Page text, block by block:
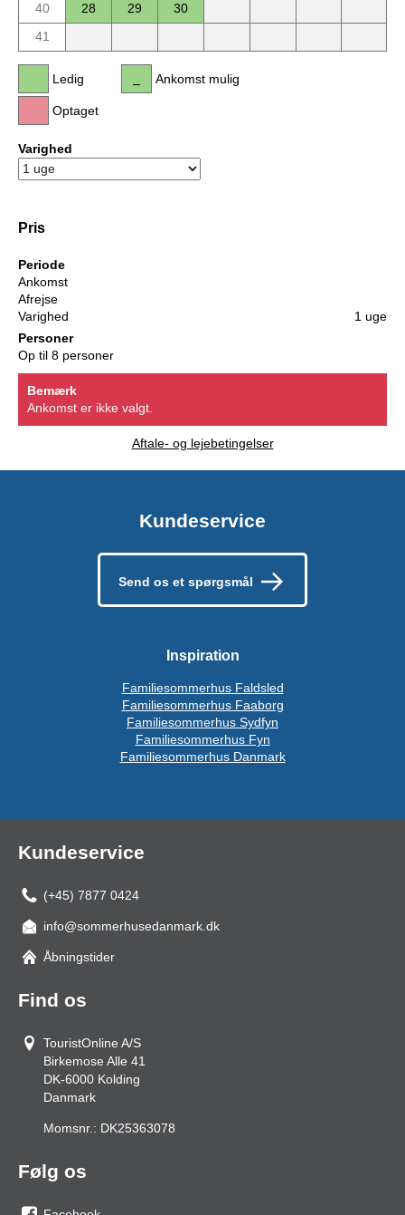
40
28 29
30
41
Ledig
Optaget
Ankomst mulig
Varighed
Pris
Periode
Ankomst
Afrejse
Varighed
1 uge
Personer
Op til 8 personer
Bemærk
Ankomst er ikke valgt.
Aftale- og lejebetingelser
Kundeservice
Send os et spørgsmål
Inspiration
Familiesommerhus Faldsled
Familiesommerhus Faaborg
Familiesommerhus Sydfyn
Familiesommerhus Fyn
Familiesommerhus Danmark
Kundeservice
(+45) 7877 0424
info@sommerhusedanmark.dk
Åbningstider
Find os
TouristOnline A/S
Birkemose Alle 41
DK-6000 Kolding
Danmark
Momsnr.: DK25363078
Følg os